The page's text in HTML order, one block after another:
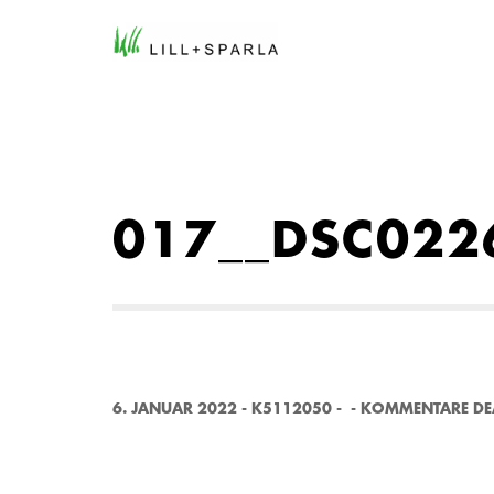
6. JANUAR 2022 - K5112050 - - KOMMENTARE